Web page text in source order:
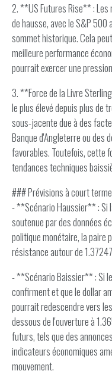
2. **US Futures Rise** :
de hausse, avec le S&P
sommet historique. Cela
meilleure performance
pourrait exercer une
3. **Force de la Livre
le plus élevé depuis plus de
sous-jacente due à des
Banque d'Angleterre ou des
favorables. Toutefois, cette
tendances techniques
### Prévisions à court terme
- **Scénario Haussier** : Si
soutenue par des données
politique monétaire, la paire
résistance autour de
- **Scénario Baissier** : Si
confirment et que le dollar
pourrait redescendre vers
dessous de l'ouverture à
futurs, tels que des
indicateurs économiques
mouvement.